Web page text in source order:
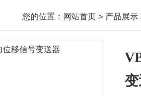
您的位置： 网站首页 > 产品展示